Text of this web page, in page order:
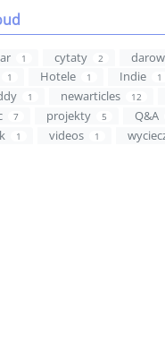
1 cytaty 2
1 Hotele 1 Indie 1
1 newarticles 12
7 projekty 5 Q&A
1 videos 1